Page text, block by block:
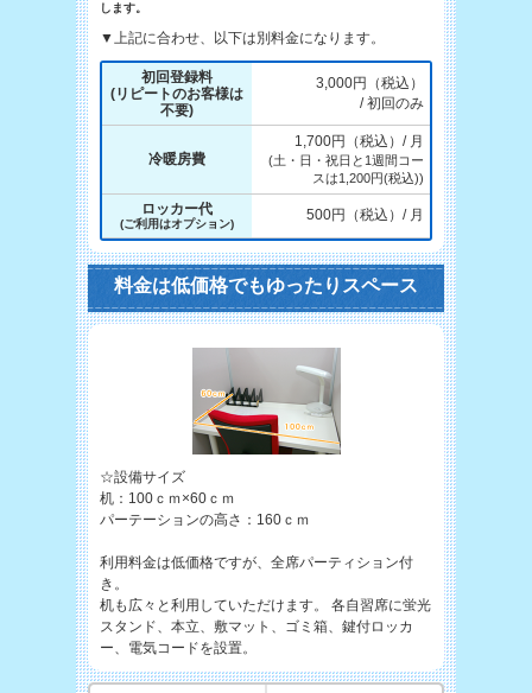
します。
▼上記に合わせ、以下は別料金になります。
初回登録料
(リピートのお客様は
不要)
3,000円（税込）
/ 初回のみ
冷暖房費
1,700円（税込）/ 月
(土・日・祝日と1週間コー
スは1,200円(税込))
ロッカー代
(ご利用はオプション)
500円（税込）/ 月
料金は低価格でもゆったりスペース
☆設備サイズ
机：100ｃｍ×60ｃｍ
パーテーションの高さ：160ｃｍ
利用料金は低価格ですが、全席パーティション付
き。
机も広々と利用していただけます。 各自習席に蛍光
スタンド、本立、敷マット、ゴミ箱、鍵付ロッカ
ー、電気コードを設置。